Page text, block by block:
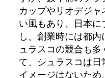
カップやリオデジ
い風もあり、日本
し、創業時には都
ュラスコの競合も多
て、シュラスコは日
イメージはないた